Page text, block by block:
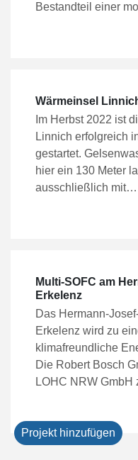
Bestandteil einer
Wärmeinsel
Im Herbst 2022 ist
Linnich erfolgreich
gestartet.
hier ein 130 Meter
ausschließlich mit…
Multi-SOFC am
Erkelenz
Das Hermann-
Erkelenz wird zu
klimafreundliche
Die Robert Bosch
LOHC NRW
Projekt hinzufügen